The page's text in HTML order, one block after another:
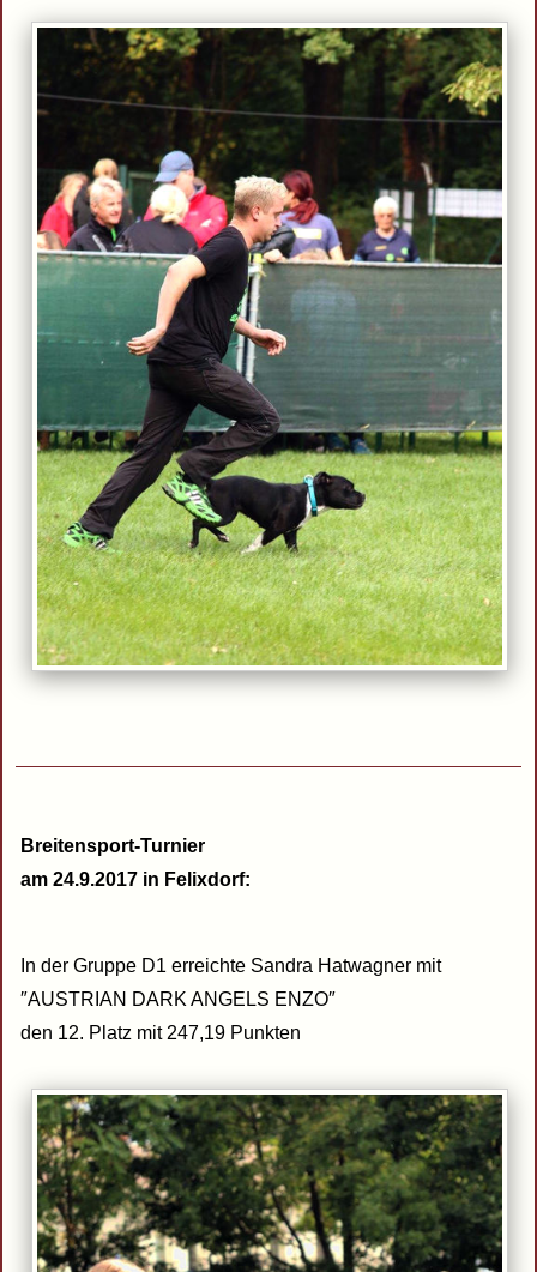
Breitensport-Turnier
am 24.9.2017 in Felixdorf:
In der Gruppe D1 erreichte Sandra Hatwagner mit
″AUSTRIAN DARK ANGELS ENZO″
den 12. Platz mit 247,19 Punkten